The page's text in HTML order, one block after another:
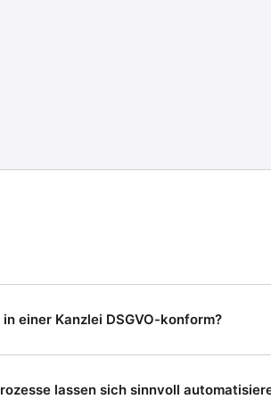
einer Kanzlei DSGVO-konform?
lassen sich sinnvoll